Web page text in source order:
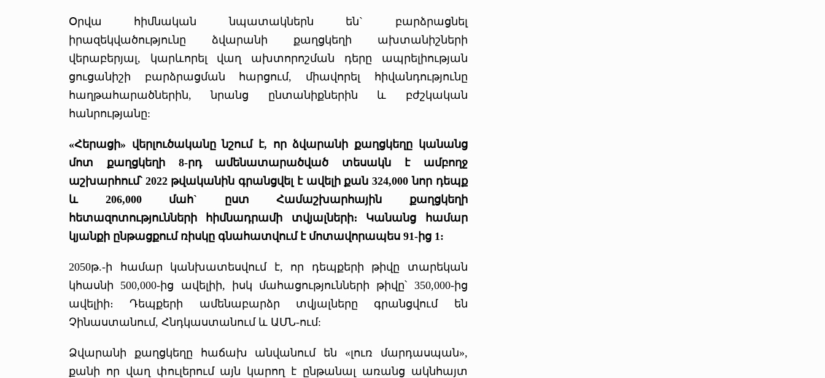
Օրվա հիմնական նպատակներն են` բարձրացնել
իրազեկվածությունը ձվարանի քաղցկեղի ախտանիշների
վերաբերյալ, կարևորել վաղ ախտորոշման դերը ապրելիության
ցուցանիշի բարձրացման հարցում, միավորել հիվանդությունը
հաղթահարածներին, նրանց ընտանիքներին և բժշկական
հանրությանը:
«Հերացի» վերլուծականը նշում է, որ ձվարանի քաղցկեղը կանանց
մոտ քաղցկեղի 8-րդ ամենատարածված տեսակն է ամբողջ
աշխարհում՝ 2022 թվականին գրանցվել է ավելի քան 324,000 նոր դեպք
և 206,000 մահ` ըստ Համաշխարհային քաղցկեղի
հետազոտությունների հիմնադրամի տվյալների։ Կանանց համար
կյանքի ընթացքում ռիսկը գնահատվում է մոտավորապես 91-ից 1:
2050թ.-ի համար կանխատեսվում է, որ դեպքերի թիվը տարեկան
կհասնի 500,000-ից ավելիի, իսկ մահացությունների թիվը՝ 350,000-ից
ավելիի։ Դեպքերի ամենաբարձր տվյալները գրանցվում են
Չինաստանում, Հնդկաստանում և ԱՄՆ-ում:
Ձվարանի քաղցկեղը հաճախ անվանում են «լուռ մարդասպան»,
քանի որ վաղ փուլերում այն կարող է ընթանալ առանց ակնհայտ